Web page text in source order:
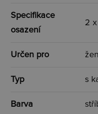
Specifikace
osazení
2
Určen pro
Typ s
Barva